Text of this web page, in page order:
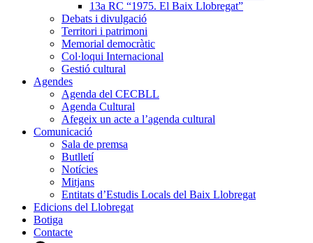
13a RC “1975. El Baix Llobregat”
Debats i divulgació
Territori i patrimoni
Memorial democràtic
Col·loqui Internacional
Gestió cultural
Agendes
Agenda del CECBLL
Agenda Cultural
Afegeix un acte a l’agenda cultural
Comunicació
Sala de premsa
Butlletí
Notícies
Mitjans
Entitats d’Estudis Locals del Baix Llobregat
Edicions del Llobregat
Botiga
Contacte